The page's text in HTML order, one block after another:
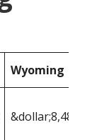
Wyoming
&dollar;8,481